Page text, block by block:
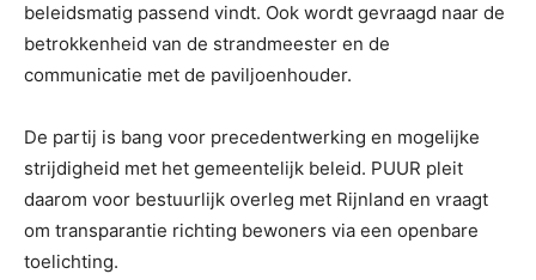
beleidsmatig passend vindt. Ook wordt gevraagd naar de
betrokkenheid van de strandmeester en de
communicatie met de paviljoenhouder.
De partij is bang voor precedentwerking en mogelijke
strijdigheid met het gemeentelijk beleid. PUUR pleit
daarom voor bestuurlijk overleg met Rijnland en vraagt
om transparantie richting bewoners via een openbare
toelichting.